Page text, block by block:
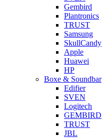
Gembird
Plantronics
TRUST
Samsung
SkullCandy
Apple
Huawei
HP
Boxe & Soundbar
Edifier
SVEN
Logitech
GEMBIRD
TRUST
JBL